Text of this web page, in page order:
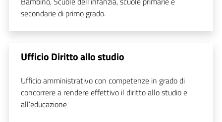
secondarie di primo grado.
Ufficio Diritto allo studio
Ufficio amministrativo con competenze in grado di
concorrere a rendere effettivo il diritto allo studio e
all’educazione